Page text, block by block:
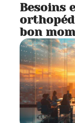
Besoins
bon